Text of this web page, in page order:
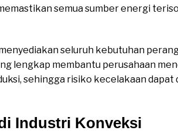
semua sumber energi
seluruh kebutuhan
lengkap membantu perusahaan
sehingga risiko kecelakaan dapat
Industri Konveksi